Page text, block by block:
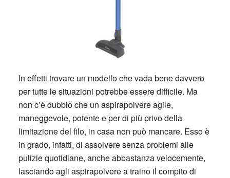
In effetti trovare un modello che vada bene davvero
per tutte le situazioni potrebbe essere difficile. Ma
non c’è dubbio che un aspirapolvere agile,
maneggevole, potente e per di più privo della
limitazione del filo, in casa non può mancare. Esso è
in grado, infatti, di assolvere senza problemi alle
pulizie quotidiane, anche abbastanza velocemente,
lasciando agli aspirapolvere a traino il compito di